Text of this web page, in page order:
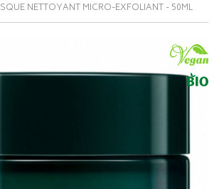
NETTOYANT MICRO-EXFOLIANT - 50ML